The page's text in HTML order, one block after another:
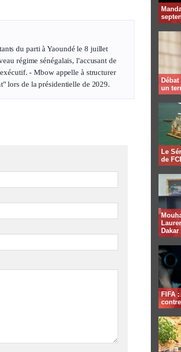
du parti à Yaoundé le 8 juillet
régime sénégalais, l'accusant de
- Mbow appelle à structurer
lors de la présidentielle de 2029.
un
Le
de
Dakar
FIFA